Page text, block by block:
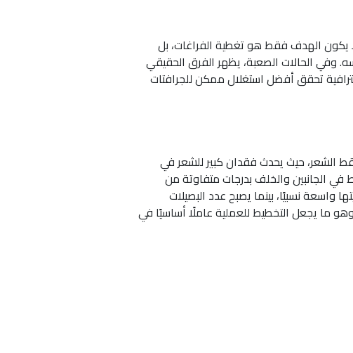
يكون الهدف فقط هو تغطية الفراغات، بل
وفي الحالات الصعبة، يظهر الفرق الحقيقي
تحقق أفضل استغلال ممكن للجرافتات
الشعر، حيث يحدث فقدان كبير للشعر في
الجانبين والخلف بدرجات متفاوتة من
نسبيًا، بينما يصبح عدد البصيلات
ما يجعل التخطيط للعملية عاملًا أساسيًا في